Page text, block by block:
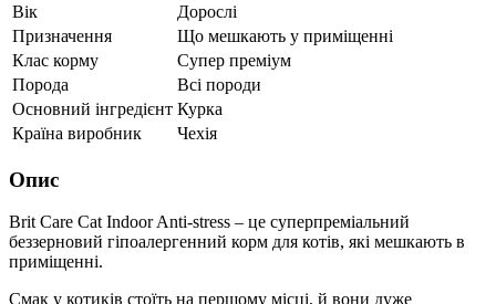
Вік
Дорослі
Призначення
Що мешкають у приміщенні
Клас корму
Супер преміум
Порода
Всі породи
Основний інгредієнт Курка
Країна виробник
Чехія
Опис
Brit Care Cat Indoor Anti-stress – це суперпреміальний
беззерновий гіпоалергенний корм для котів, які мешкають в
приміщенні.
Смак у котиків стоїть на першому місці, й вони дуже